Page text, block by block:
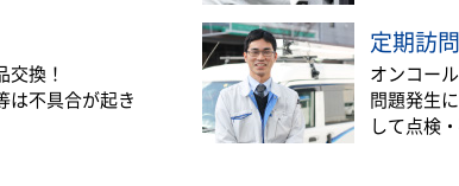
換！
は不具合が起き
定期訪問
オンコー
問題発生
して点検